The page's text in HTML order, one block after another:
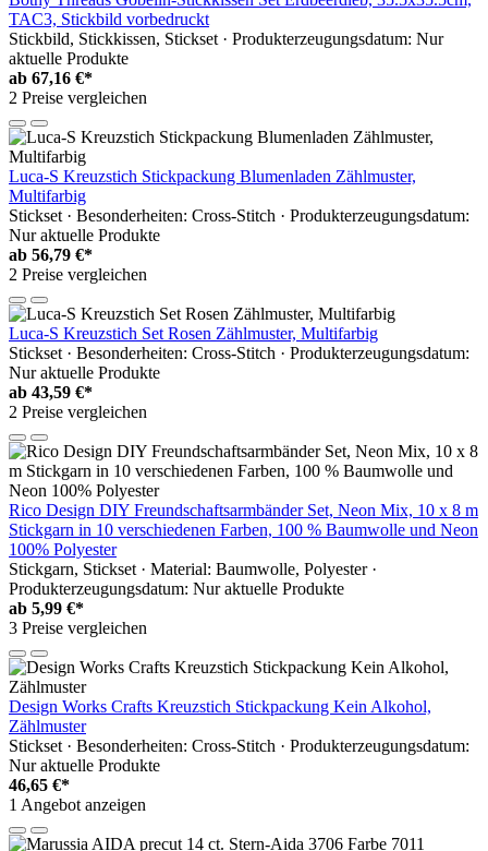
TAC3, Stickbild vorbedruckt
Stickbild, Stickkissen, Stickset · Produkterzeugungsdatum: Nur
aktuelle Produkte
ab 67,16 €*
2 Preise vergleichen
Luca-S Kreuzstich Stickpackung Blumenladen Zählmuster,
Multifarbig
Stickset · Besonderheiten: Cross-Stitch · Produkterzeugungsdatum:
Nur aktuelle Produkte
ab 56,79 €*
2 Preise vergleichen
Luca-S Kreuzstich Set Rosen Zählmuster, Multifarbig
Stickset · Besonderheiten: Cross-Stitch · Produkterzeugungsdatum:
Nur aktuelle Produkte
ab 43,59 €*
2 Preise vergleichen
Rico Design DIY Freundschaftsarmbänder Set, Neon Mix, 10 x 8 m
Stickgarn in 10 verschiedenen Farben, 100 % Baumwolle und Neon
100% Polyester
Stickgarn, Stickset · Material: Baumwolle, Polyester ·
Produkterzeugungsdatum: Nur aktuelle Produkte
ab 5,99 €*
3 Preise vergleichen
Design Works Crafts Kreuzstich Stickpackung Kein Alkohol,
Zählmuster
Stickset · Besonderheiten: Cross-Stitch · Produkterzeugungsdatum:
Nur aktuelle Produkte
46,65 €*
1 Angebot anzeigen